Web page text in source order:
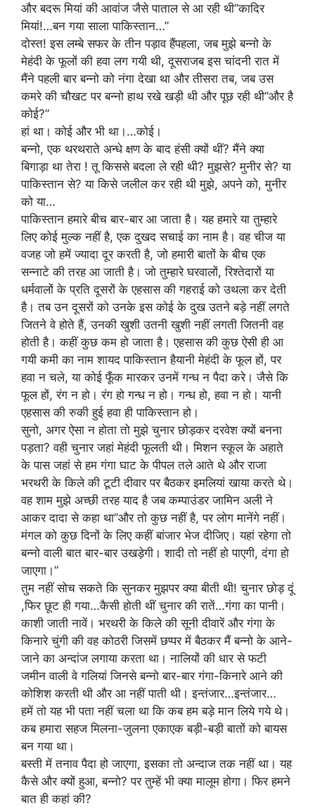
और बदरू मियां की आवांज जैसे पाताल से आ रही थी”कादिर
मियां!…बन गया साला पाकिस्तान…”
दोस्त! इस लम्बे सफर के तीन पड़ाव हैंपहला, जब मुझे बन्नो के
मेहंदी के फूलों की हवा लग गयी थी, दूसराजब इस चांदनी रात में
मैंने पहली बार बन्नो को नंगा देखा था और तीसरा तब, जब उस
कमरे की चौखट पर बन्नो हाथ रखे खड़ी थी और पूछ रही थी”और है
कोई?”
हां था। कोई और भी था।…कोई।
बन्नो, एक थरथराते अन्धे क्षण के बाद हंसी क्यों थीं? मैंने क्या
बिगाड़ा था तेरा ! तू किससे बदला ले रही थी? मुझसे? मुनीर से? या
पाकिस्तान से? या किसे जलील कर रही थी मुझे, अपने को, मुनीर
को या…
पाकिस्तान हमारे बीच बार-बार आ जाता है। यह हमारे या तुम्हारे
लिए कोई मुल्क नहीं है, एक दुखद सचाई का नाम है। वह चीज या
वजह जो हमें ज्यादा दूर करती है, जो हमारी बातों के बीच एक
सन्नाटे की तरह आ जाती है। जो तुम्हारे घरवालों, रिश्तेदारों या
धर्मवालों के प्रति दूसरों के एहसास की गहराई को उथला कर देती
है। तब उन दूसरों को उनके इस कोई के दुख उतने बड़े नहीं लगते
जितने वे होते हैं, उनकी खुशी उतनी खुशी नहीं लगती जितनी वह
होती है। कहीं कुछ कम हो जाता है। एहसास की कुछ ऐसी ही आ
गयी कमी का नाम शायद पाकिस्तान हैयानी मेहंदी के फूल हों, पर
हवा न चले, या कोई फूँक मारकर उनमें गन्ध न पैदा करे। जैसे कि
फूल हों, रंग न हो। रंग हो गन्ध न हो। गन्ध हो, हवा न हो। यानी
एहसास की रुकी हुई हवा ही पाकिस्तान हो।
सुनो, अगर ऐसा न होता तो मुझे चुनार छोड़कर दरवेश क्यों बनना
पड़ता? वही चुनार जहां मेहंदी फूलती थी। मिशन स्कूल के अहाते
के पास जहां से हम गंगा घाट के पीपल तले आते थे और राजा
भरथरी के किले की टूटी दीवार पर बैठकर इमलियां खाया करते थे।
वह शाम मुझे अच्छी तरह याद है जब कम्पाउंडर जामिन अली ने
आकर दादा से कहा था”और तो कुछ नहीं है, पर लोग मानेंगे नहीं।
मंगल को कुछ दिनों के लिए कहीं बांजार भेज दीजिए। यहां रहेगा तो
बन्नो वाली बात बार-बार उखड़ेगी। शादी तो नहीं हो पाएगी, दंगा हो
जाएगा।”
तुम नहीं सोच सकते कि सुनकर मुझपर क्या बीती थी! चुनार छोड़ दूं
,फिर छूट ही गया…कैसी होती थीं चुनार की रातें…गंगा का पानी।
काशी जाती नावें। भरथरी के किले की सूनी दीवारें और गंगा के
किनारे चुंगी की वह कोठरी जिसमें छप्पर में बैठकर मैं बन्नो के आने-
जाने का अन्दांज लगाया करता था। नालियों की धार से फटी
जमीन वाली वे गलियां जिनसे बन्नो बार-बार गंगा-किनारे आने की
कोशिश करती थी और आ नहीं पाती थी। इन्तंजार…इन्तंजार…
हमें तो यह भी पता नहीं चला था कि कब हम बड़े मान लिये गये थे।
कब हमारा सहज मिलना-जुलना एकाएक बड़ी-बड़ी बातों को बायस
बन गया था।
बस्ती में तनाव पैदा हो जाएगा, इसका तो अन्दाज तक नहीं था। यह
कैसे और क्यों हुआ, बन्नो? पर तुम्हें भी क्या मालूम होगा। फिर हमने
बात ही कहां की?